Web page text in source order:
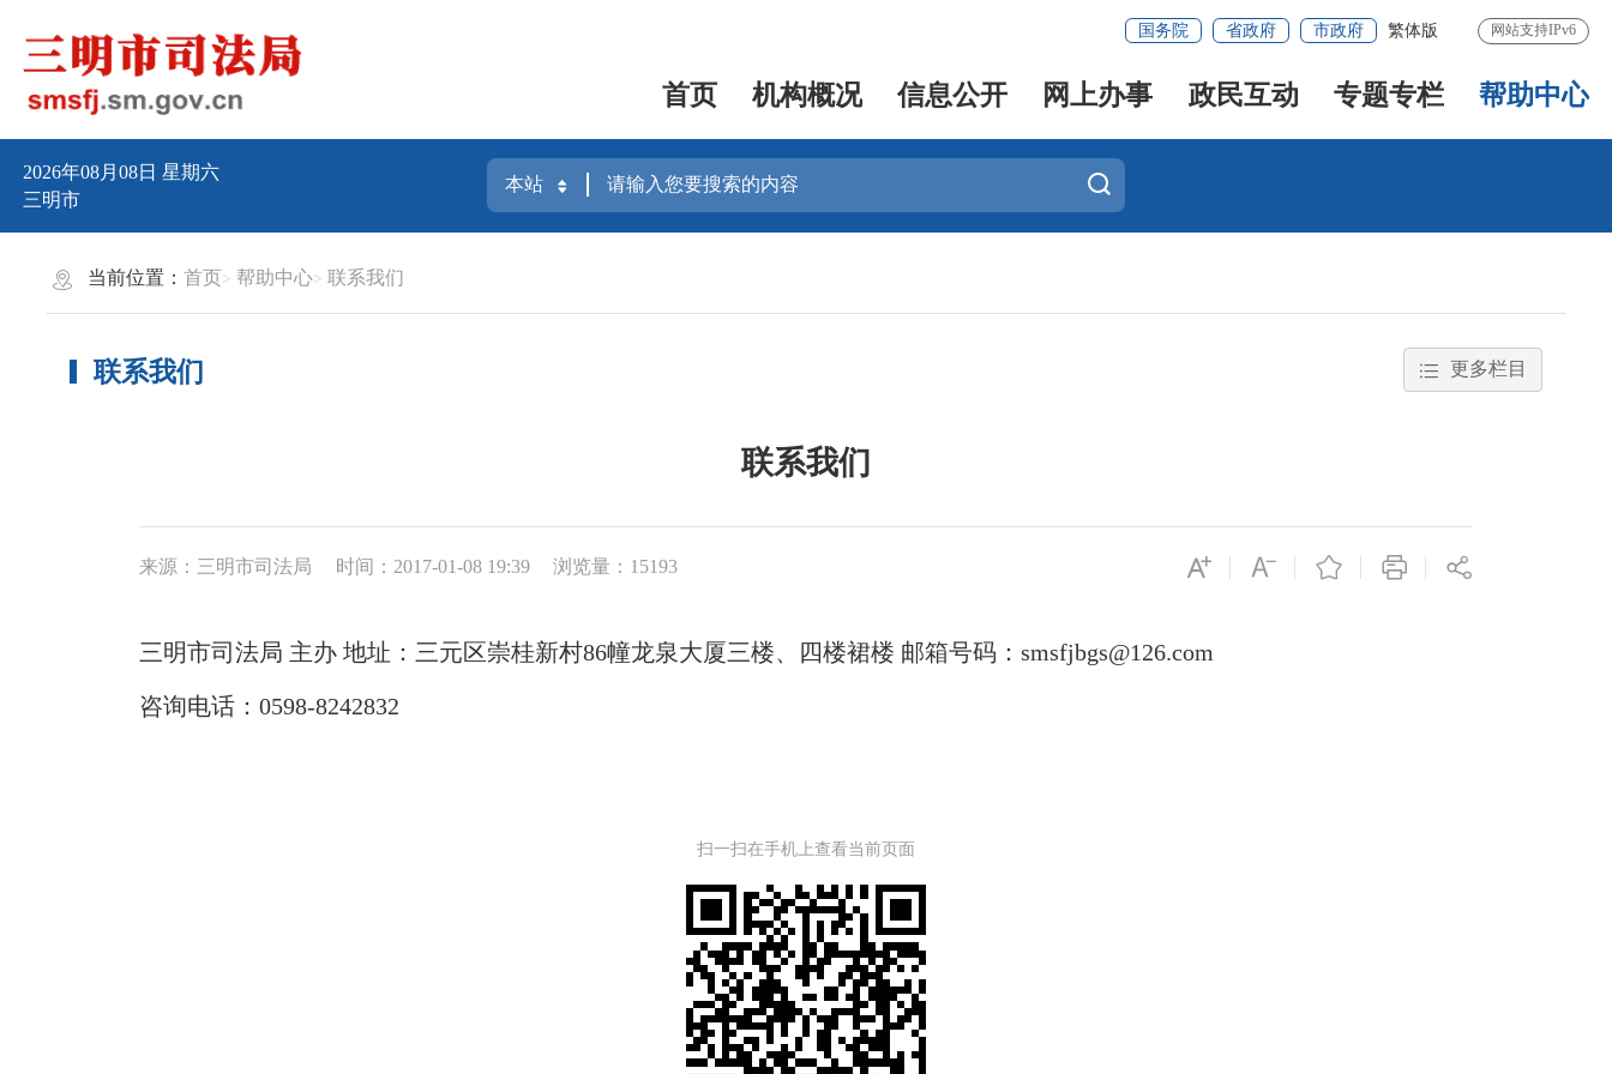
国务院 省政府 市政府 繁体版 网站支持IPv6
首页 机构概况 信息公开 网上办事 政民互动 专题专栏 帮助中心
2026年08月08日星期六
三明市
当前位置：首页 帮助中心 联系我们
联系我们 更多栏目
联系我们
来源：三明市司法局 时间：2017-01-08 19:39 浏览量：15193
三明市司法局 主办 地址：三元区崇桂新村86幢龙泉大厦三楼、四楼裙楼 邮箱号码：smsfjbgs@126.com
咨询电话：0598-8242832
扫一扫在手机上查看当前页面